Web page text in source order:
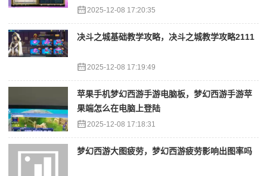
2025-12-08 17:20:35
决斗之城基础教学攻略，决斗之城教学攻略2111
2025-12-08 17:19:49
苹果手机梦幻西游手游电脑板，梦幻西游手游苹
果端怎么在电脑上登陆
2025-12-08 17:18:31
梦幻西游大图疲劳，梦幻西游疲劳影响出图率吗